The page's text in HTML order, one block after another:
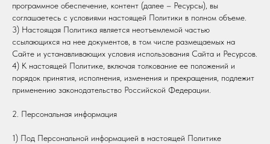
программное обеспечение, контент (далее – Ресурсы), вы
соглашаетесь с условиями настоящей Политики в полном объеме.
3) Настоящая Политика является неотъемлемой частью
ссылающихся на нее документов, в том числе размещаемых на
Сайте и устанавливающих условия использования Сайта и Ресурсов.
4) К настоящей Политике, включая толкование ее положений и
порядок принятия, исполнения, изменения и прекращения, подлежит
применению законодательство Российской Федерации.
2. Персональная информация
1) Под Персональной информацией в настоящей Политике